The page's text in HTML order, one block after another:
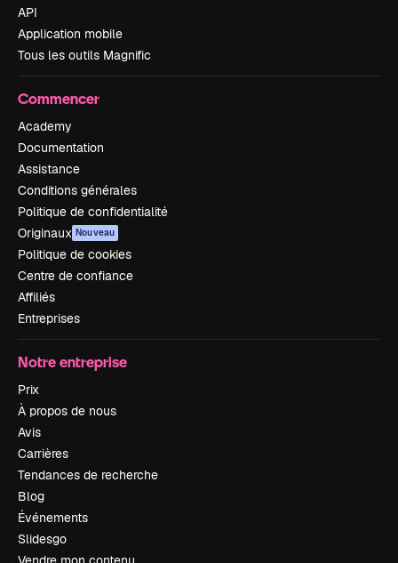
API
Application mobile
Tous les outils Magnific
Commencer
Academy
Documentation
Assistance
Conditions générales
Politique de confidentialité
Originaux Nouveau
Politique de cookies
Centre de confiance
Affiliés
Entreprises
Notre entreprise
Prix
À propos de nous
Avis
Carrières
Tendances de recherche
Blog
Événements
Slidesgo